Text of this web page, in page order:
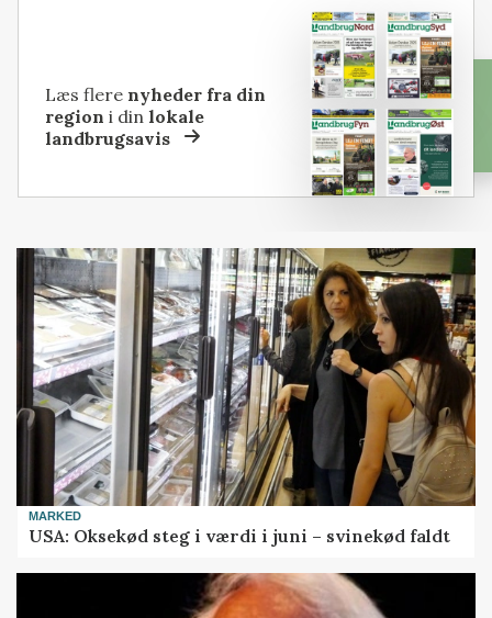
Læs flere nyheder fra din
region i dinlokale
landbrugsavis
MARKED
USA: Oksekød steg i værdi i juni – svinekød faldt